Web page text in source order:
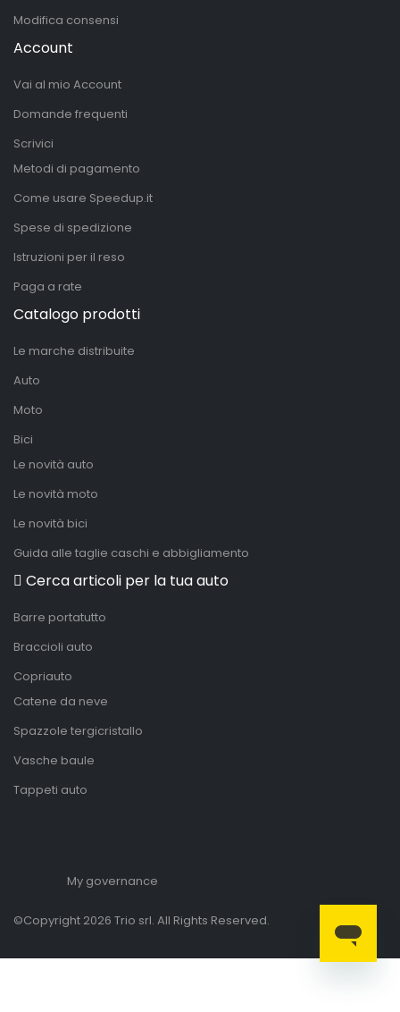
Modifica consensi
Account
Vai al mio Account
Domande frequenti
Scrivici
Metodi di pagamento
Come usare Speedup.it
Spese di spedizione
Istruzioni per il reso
Paga a rate
Catalogo prodotti
Le marche distribuite
Auto
Moto
Bici
Le novità auto
Le novità moto
Le novità bici
Guida alle taglie caschi e abbigliamento
Cerca articoli per la tua auto
Barre portatutto
Braccioli auto
Copriauto
Catene da neve
Spazzole tergicristallo
Vasche baule
Tappeti auto
My governance
©Copyright 2026 Trio srl. All Rights Reserved.